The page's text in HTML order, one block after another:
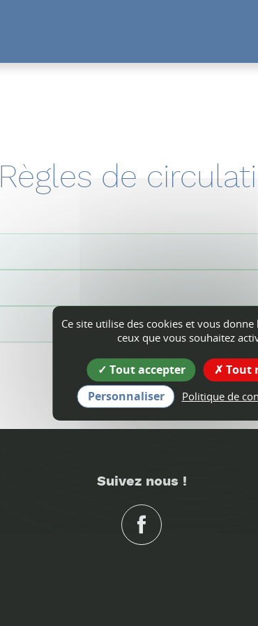
Règles de
Suivez nous !
Ce site utilise des cookies et vous
ceux que vous souhaitez
Tout accepter
Tout
Personnaliser
Politique de